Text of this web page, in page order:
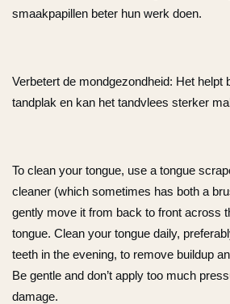
smaakpapillen beter hun werk doen.
Verbetert de mondgezondheid: Het helpt
tandplak en kan het tandvlees sterker
To clean your tongue, use a tongue
cleaner (which sometimes has both a
gently move it from back to front across
tongue. Clean your tongue daily,
teeth in the evening, to remove buildup
Be gentle and don’t apply too much
damage.